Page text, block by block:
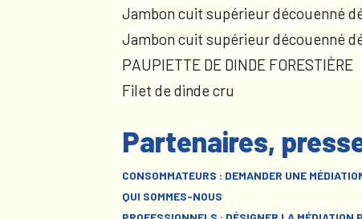
Jambon cuit supérieur découenné
Jambon cuit supérieur découenné
PAUPIETTE DE DINDE FORESTIÈRE
Filet de dinde cru
Partenaires,
CONSOMMATEURS : DEMANDER UNE
QUI SOMMES-NOUS